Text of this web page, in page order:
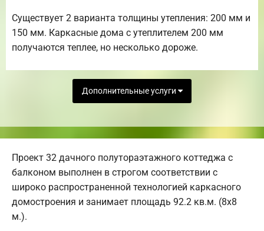
Существует 2 варианта толщины утепления: 200 мм и
150 мм. Каркасные дома с утеплителем 200 мм
получаются теплее, но несколько дороже.
Дополнительные услуги
Проект 32 дачного полутораэтажного коттеджа с
балконом выполнен в строгом соответствии с
широко распространенной технологией каркасного
домостроения и занимает площадь 92.2 кв.м. (8х8
м.).